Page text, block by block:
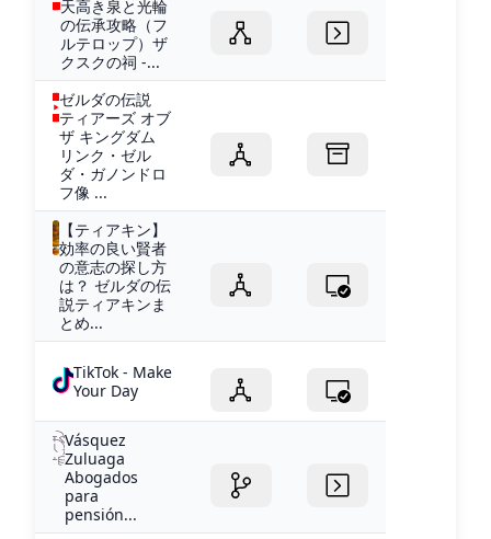
天高き泉と光輪
の伝承攻略（フ
ルテロップ）ザ
クスクの祠 -...
ゼルダの伝説
ティアーズ オブ
ザ キングダム
リンク・ゼル
ダ・ガノンドロ
フ像 ...
【ティアキン】
効率の良い賢者
の意志の探し方
は？ ゼルダの伝
説ティアキンま
とめ...
TikTok - Make
Your Day
Vásquez
Zuluaga
Abogados
para
pensión...